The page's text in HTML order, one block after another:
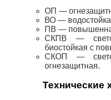
ОП —
ВО —
ПВ —
СКПВ —
биостойкая с
СКОП —
огнезащитная.
Технические